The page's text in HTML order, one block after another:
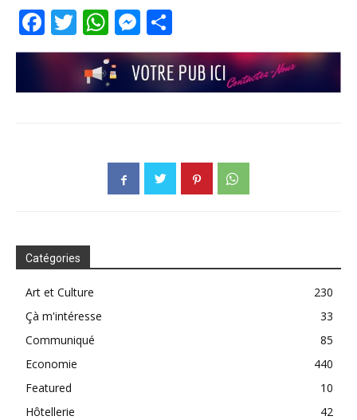
Facebook
TwitterWhatsApp
Messenger
Catégories
Art et Culture
230
Çà m'intéresse
33
Communiqué
85
Economie
440
Featured
10
Hôtellerie
42